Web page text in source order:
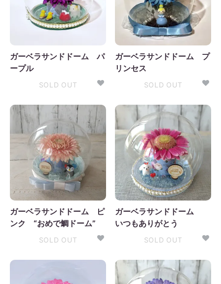
2026年9月
水 木 金 土
7 8 9 10 11 12
15
23 24 25
28 29 30
ガーベラサンドドーム パ
ープル
SOLD OUT
ガーベラサンドドーム プ
リンセス
SOLD OUT
ガーベラサンドドーム ピ
ンク “おめで鯛ドーム”
SOLD OUT
ガーベラサンドドーム
いつもありがとう
SOLD OUT